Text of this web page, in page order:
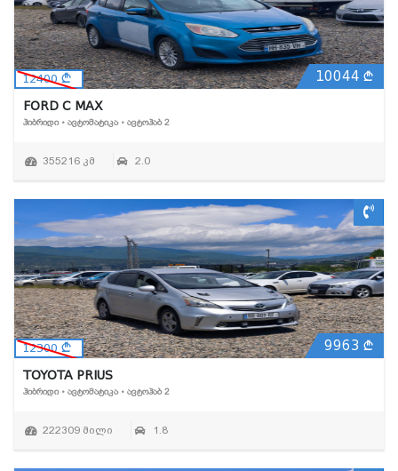
12400 10044
FORD C MAX
ᲰᲘᲑᲠᲘᲓᲘ • ᲐᲕᲢᲝᲛᲐᲢᲘᲙᲐ • ᲐᲕᲢᲝᲰᲐᲑ 2
355216 კმ 2.0
12300 9963
TOYOTA PRIUS
ᲰᲘᲑᲠᲘᲓᲘ • ᲐᲕᲢᲝᲛᲐᲢᲘᲙᲐ • ᲐᲕᲢᲝᲰᲐᲑ 2
222309 მილი 1.8